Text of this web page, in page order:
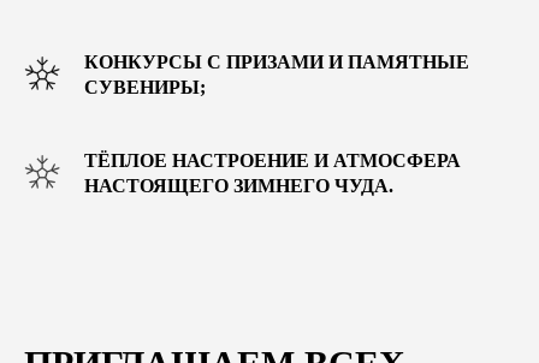
КОНКУРСЫ С ПРИЗАМИ И ПАМЯТНЫЕ
СУВЕНИРЫ;
ТЁПЛОЕ НАСТРОЕНИЕ И АТМОСФЕРА
НАСТОЯЩЕГО ЗИМНЕГО ЧУДА.
ТОВАРНЫЙ ЗНАК
ПОЛИТИКА КОНФИДЕНЦИАЛЬНОСТИ